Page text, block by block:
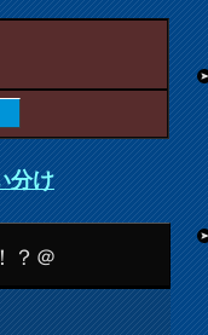
分け
？＠